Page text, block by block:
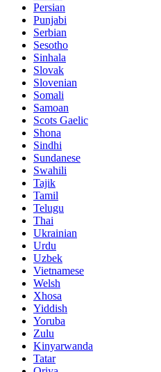
Persian
Punjabi
Serbian
Sesotho
Sinhala
Slovak
Slovenian
Somali
Samoan
Scots Gaelic
Shona
Sindhi
Sundanese
Swahili
Tajik
Tamil
Telugu
Thai
Ukrainian
Urdu
Uzbek
Vietnamese
Welsh
Xhosa
Yiddish
Yoruba
Zulu
Kinyarwanda
Tatar